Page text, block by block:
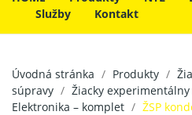
Služby
Kontakt
Úvodná stránka Produkty
súpravy
Žiacky experimentálny
Elektronika – komplet
ŽSP